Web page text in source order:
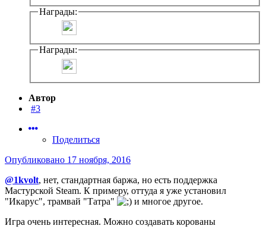
Награды:
Награды:
Автор
#3
Поделиться
Опубликовано 17 ноября, 2016
@1kvolt, нет, стандартная баржа, но есть поддержка
Мастурской Steam. К примеру, оттуда я уже установил
"Икарус", трамвай "Татра"
и многое другое.
Игра очень интересная. Можно создавать корованы